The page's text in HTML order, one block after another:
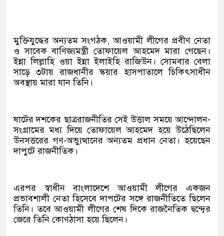
মুক্তিযুদ্ধের অন্যতম সংগঠক, আওয়ামী লীগের প্রবীণ নেতা
ও সাবেক বাণিজ্যমন্ত্রী তোফায়েল আহমেদ মারা গেছেন।
ইন্না লিল্লাহি ওয়া ইন্না ইলাইহি রাজিউন। সোমবার বেলা
সাড়ে ৩টায় রাজধানীর স্কয়ার হাসপাতালে চিকিৎসাধীন
অবস্থায় মারা যান তিনি।
ষাটের দশকের ছাত্ররাজনীতির সেই উত্তাল সময়ে আন্দোলন-
সংগ্রামের মধ্য দিয়ে তোফায়েল আহমেদ হয়ে উঠেছিলেন
উনসত্তরের গণ-অভ্যুত্থানের অন্যতম প্রধান নেতা। হয়েছেন
দাপুটে রাজনীতিক।
এরপর স্বাধীন বাংলাদেশে আওয়ামী লীগের একজন
প্রভাবশালী নেতা হিসেবে দাপটের সঙ্গে রাজনীতিতে ছিলেন
তিনি। তবে আওয়ামী লীগের শেষ দিকে রাজনৈতিক দ্বন্দ্বের
জেরে তিনি কােণঠাসা হয়ে ছিলেন।